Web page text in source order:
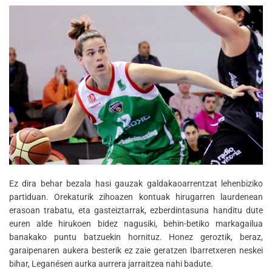
Ez dira behar bezala hasi gauzak galdakaoarrentzat lehenbiziko
partiduan. Orekaturik zihoazen kontuak hirugarren laurdenean
erasoan trabatu, eta gasteiztarrak, ezberdintasuna handitu dute
euren alde hirukoen bidez nagusiki, behin-betiko markagailua
banakako puntu batzuekin hornituz. Honez geroztik, beraz,
garaipenaren aukera besterik ez zaie geratzen Ibarretxeren neskei
bihar, Leganésen aurka aurrera jarraitzea nahi badute.